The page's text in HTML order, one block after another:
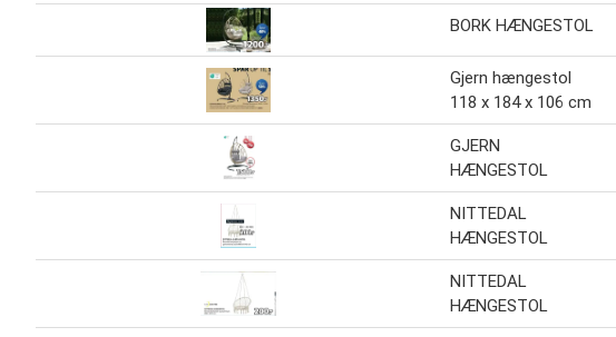
BORK HÆNGESTOL
Gjern hængestol
118 x 184 x 106 cm
GJERN
HÆNGESTOL
NITTEDAL
HÆNGESTOL
NITTEDAL
HÆNGESTOL